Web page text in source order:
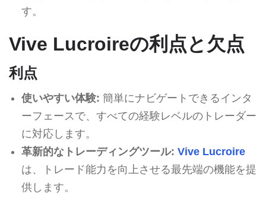
す。
Vive Lucroireの利点と欠点
利点
使いやすい体験: 簡単にナビゲートできるインタ
ーフェースで、すべての経験レベルのトレーダー
に対応します。
革新的なトレーディングツール: Vive Lucroire
は、トレード能力を向上させる最先端の機能を提
供します。